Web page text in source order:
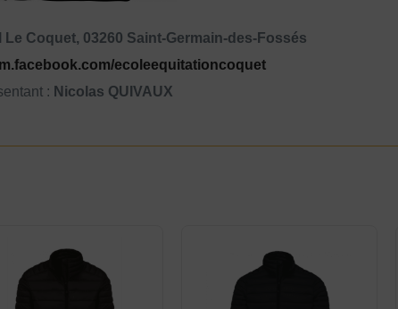
Coquet, 03260 Saint-Germain-des-Fossés
ecoleequitationcoquet
: Nicolas QUIVAUX